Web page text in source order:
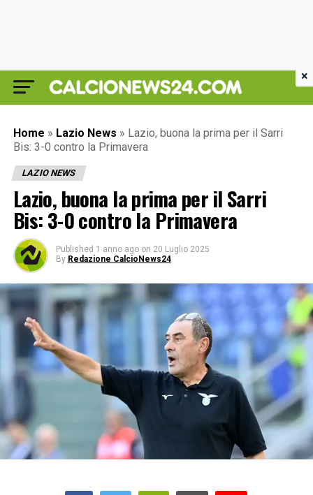
Home » Lazio News » Lazio, buona la prima per il Sarri
Bis: 3-0 contro la Primavera
LAZIO NEWS
Lazio, buona la prima per il Sarri
Bis: 3-0 contro la Primavera
Published 1 anno ago on 20 Luglio 2025
By Redazione CalcioNews24
×